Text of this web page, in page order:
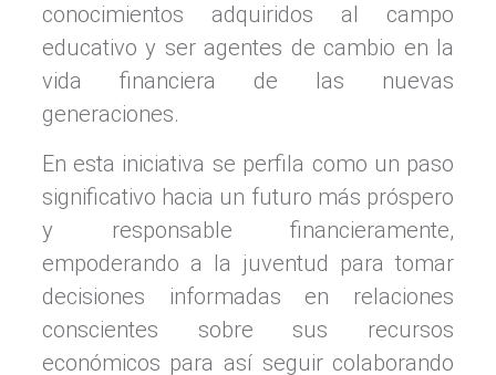
conocimientos adquiridos al campo
educativo y ser agentes de cambio en la
vida financiera de las nuevas
generaciones.
En esta iniciativa se perfila como un paso
significativo hacia un futuro más próspero
y responsable financieramente,
empoderando a la juventud para tomar
decisiones informadas en relaciones
conscientes sobre sus recursos
económicos para así seguir colaborando